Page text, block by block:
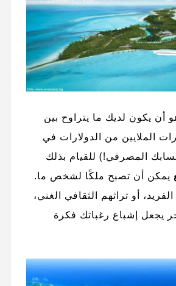
أن يكون لديك ما يتراوح بين
الملايين من الدولارات في
المصرفي!) للقيام بذلك
يمكن أن تصبح ملكًا لشخص ما.
أو تراثهم الثقافي الغني،
يجعل إشباع رغباتك فكرة